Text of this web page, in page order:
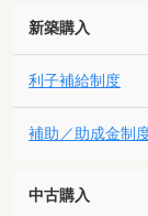
新築購入
利子補給制度
補助／助成金制
中古購入